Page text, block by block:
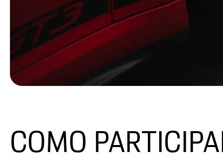
COMO